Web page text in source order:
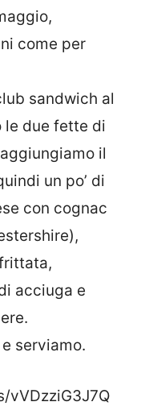
come per
sandwich al
le due fette di
il
un po’ di
con cognac
acciuga e
serviamo.
vVDzziG3J7Q